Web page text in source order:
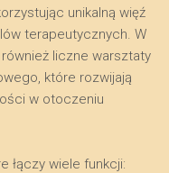
unikalną więź
terapeutycznych. W
liczne warsztaty
które rozwijają
w otoczeniu
łączy wiele funkcji: